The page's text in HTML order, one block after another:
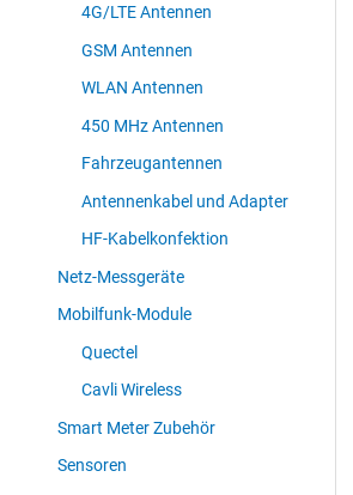
4G/LTE Antennen
GSM Antennen
WLAN Antennen
450 MHz Antennen
Fahrzeugantennen
Antennenkabel und Adapter
HF-Kabelkonfektion
Netz-Messgeräte
Mobilfunk-Module
Quectel
Cavli Wireless
Smart Meter Zubehör
Sensoren